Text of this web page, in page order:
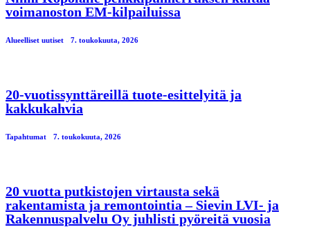
voimanoston EM-kilpailuissa
Alueelliset uutiset 7. toukokuuta, 2026
20-vuotissynttäreillä tuote-esittelyitä ja
kakkukahvia
Tapahtumat 7. toukokuuta, 2026
20 vuotta putkistojen virtausta sekä
rakentamista ja remontointia – Sievin LVI- ja
Rakennuspalvelu Oy juhlisti pyöreitä vuosia